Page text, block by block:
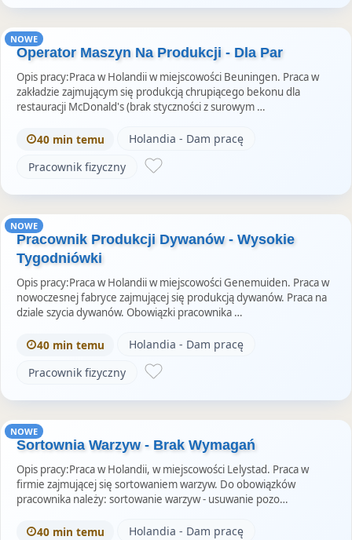
NOWE
Operator Maszyn Na Produkcji - Dla Par
Opis pracy:Praca w Holandii w miejscowości Beuningen. Praca w
zakładzie zajmującym się produkcją chrupiącego bekonu dla
restauracji McDonald's (brak styczności z surowym …
40 min temu
Holandia - Dam pracę
Pracownik fizyczny
NOWE
Pracownik Produkcji Dywanów - Wysokie
Tygodniówki
Opis pracy:Praca w Holandii w miejscowości Genemuiden. Praca w
nowoczesnej fabryce zajmującej się produkcją dywanów. Praca na
dziale szycia dywanów. Obowiązki pracownika …
40 min temu
Holandia - Dam pracę
Pracownik fizyczny
NOWE
Sortownia Warzyw - Brak Wymagań
Opis pracy:Praca w Holandii, w miejscowości Lelystad. Praca w
firmie zajmującej się sortowaniem warzyw. Do obowiązków
pracownika należy: sortowanie warzyw - usuwanie pozo…
40 min temu
Holandia - Dam pracę